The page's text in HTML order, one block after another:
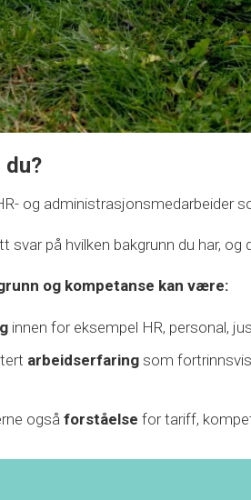
du?
og administrasjonsmedarbeider
svar på hvilken bakgrunn du har,
og kompetanse kan være:
innen for eksempel HR, personal,
arbeidserfaring som
ogsåforståelse for tariff,